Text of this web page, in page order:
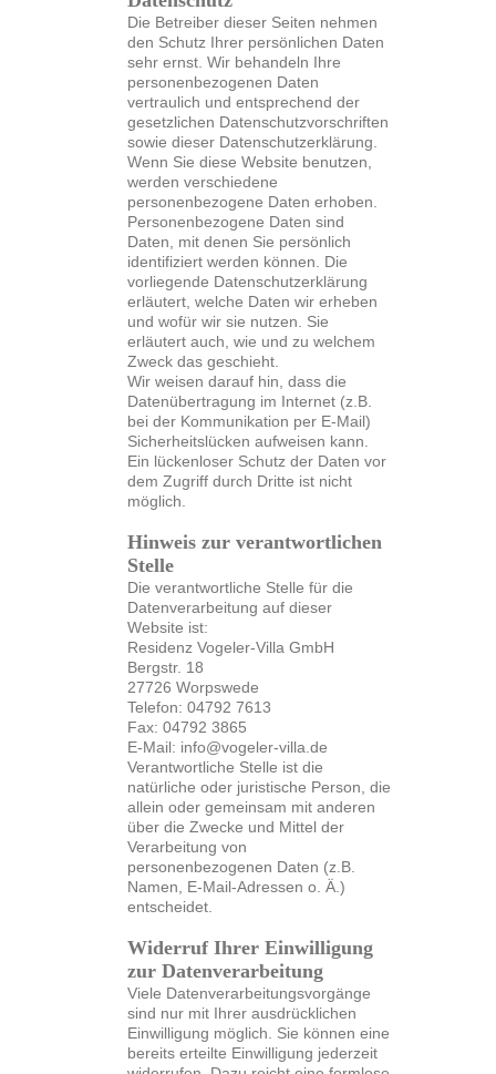
Die Betreiber dieser Seiten nehmen
den Schutz Ihrer persönlichen Daten
sehr ernst. Wir behandeln Ihre
personenbezogenen Daten
vertraulich und entsprechend der
gesetzlichen Datenschutzvorschriften
sowie dieser Datenschutzerklärung.
Wenn Sie diese Website benutzen,
werden verschiedene
personenbezogene Daten erhoben.
Personenbezogene Daten sind
Daten, mit denen Sie persönlich
identifiziert werden können. Die
vorliegende Datenschutzerklärung
erläutert, welche Daten wir erheben
und wofür wir sie nutzen. Sie
erläutert auch, wie und zu welchem
Zweck das geschieht.
Wir weisen darauf hin, dass die
Datenübertragung im Internet (z.B.
bei der Kommunikation per E-Mail)
Sicherheitslücken aufweisen kann.
Ein lückenloser Schutz der Daten vor
dem Zugriff durch Dritte ist nicht
möglich.
Hinweis zur verantwortlichen
Stelle
Die verantwortliche Stelle für die
Datenverarbeitung auf dieser
Website ist:
Residenz Vogeler-Villa GmbH
Bergstr. 18
27726 Worpswede
Telefon: 04792 7613
Fax: 04792 3865
E-Mail: info@vogeler-villa.de
Verantwortliche Stelle ist die
natürliche oder juristische Person, die
allein oder gemeinsam mit anderen
über die Zwecke und Mittel der
Verarbeitung von
personenbezogenen Daten (z.B.
Namen, E-Mail-Adressen o. Ä.)
entscheidet.
Widerruf Ihrer Einwilligung
zur Datenverarbeitung
Viele Datenverarbeitungsvorgänge
sind nur mit Ihrer ausdrücklichen
Einwilligung möglich. Sie können eine
bereits erteilte Einwilligung jederzeit